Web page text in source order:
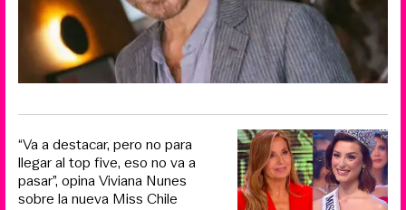
“Va a destacar, pero no para
llegar al top five, eso no va a
pasar”, opina Viviana Nunes
sobre la nueva Miss Chile